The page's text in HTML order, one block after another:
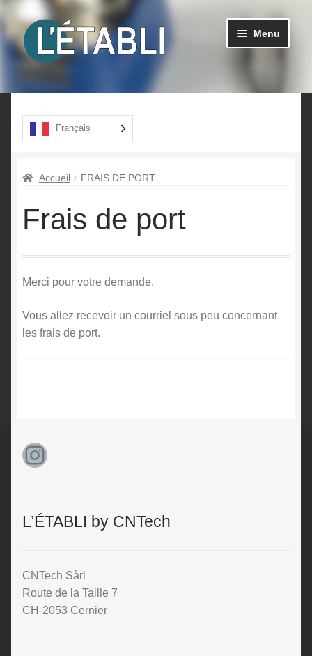
Aller
à
Aller
au
contenu
Menu
Produits
le
A propos
Français
Accueil FRAIS DE PORT
Frais de port
Merci pour votre demande.
Vous allez recevoir un courriel sous peu concernant
les frais de port.
Instagram
L’ÉTABLI by CNTech
CNTech Sàrl
Route de la Taille 7
CH-2053 Cernier